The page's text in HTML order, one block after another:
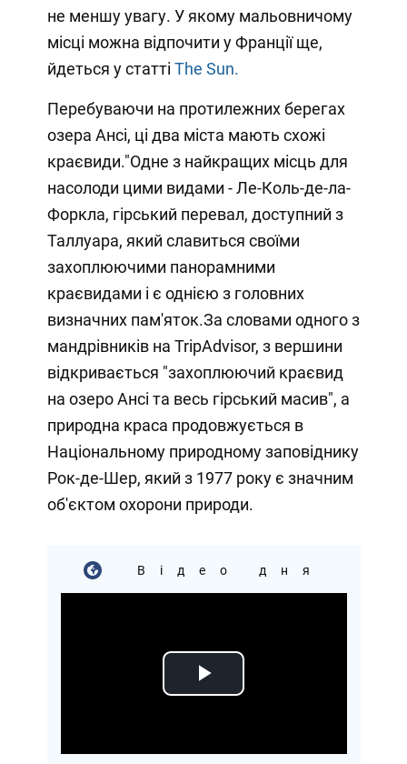
не меншу увагу. У якому мальовничому
місці можна відпочити у Франції ще,
йдеться у статті The Sun.
Перебуваючи на протилежних берегах
озера Ансі, ці два міста мають схожі
краєвиди."Одне з найкращих місць для
насолоди цими видами - Ле-Коль-де-ла-
Форкла, гірський перевал, доступний з
Таллуара, який славиться своїми
захоплюючими панорамними
краєвидами і є однією з головних
визначних пам'яток.За словами одного з
мандрівників на TripAdvisor, з вершини
відкривається "захоплюючий краєвид
на озеро Ансі та весь гірський масив", а
природна краса продовжується в
Національному природному заповіднику
Рок-де-Шер, який з 1977 року є значним
об'єктом охорони природи.
Відео дня
Play